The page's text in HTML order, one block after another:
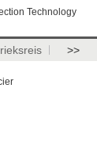
Technology
>>